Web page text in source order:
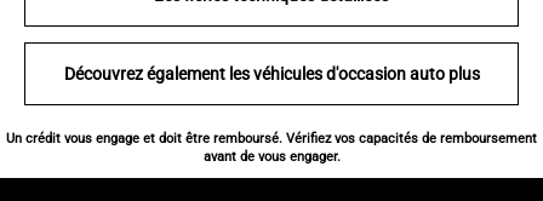
Découvrez également les véhicules d'occasion auto plus
Un crédit vous engage et doit être remboursé. Vérifiez vos capacités de remboursement
avant de vous engager.